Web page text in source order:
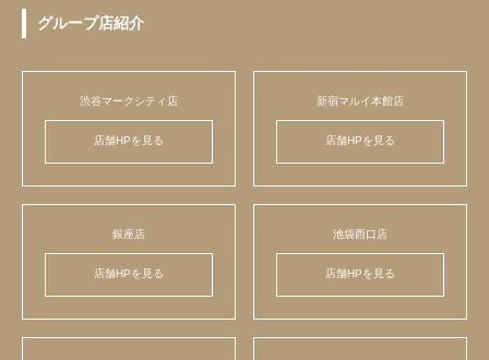
グループ店紹介
渋谷マークシティ店
店舗HPを見る
新宿マルイ本館店
店舗HPを見る
銀座店
店舗HPを見る
池袋西口店
店舗HPを見る